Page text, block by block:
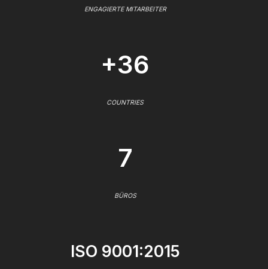
ENGAGIERTE MITARBEITER
+36
COUNTRIES
7
BÜROS
ISO 9001:2015